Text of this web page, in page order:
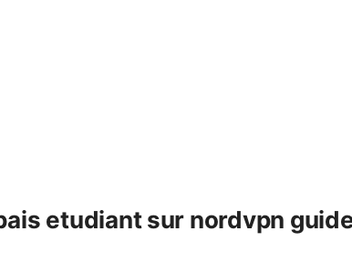
etudiant sur nordvpn